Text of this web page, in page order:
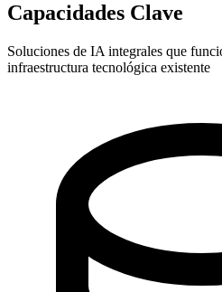
Capacidades Clave
Soluciones de IA integrales que
infraestructura tecnológica existente